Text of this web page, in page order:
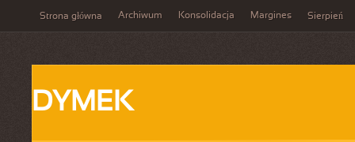
Strona główna Archiwum Konsolidacja Margines Sierpień
DYMEK